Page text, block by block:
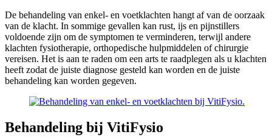
De behandeling van enkel- en voetklachten hangt af van de oorzaak
van de klacht. In sommige gevallen kan rust, ijs en pijnstillers
voldoende zijn om de symptomen te verminderen, terwijl andere
klachten fysiotherapie, orthopedische hulpmiddelen of chirurgie
vereisen. Het is aan te raden om een arts te raadplegen als u klachten
heeft zodat de juiste diagnose gesteld kan worden en de juiste
behandeling kan worden gegeven.
Behandeling bij VitiFysio